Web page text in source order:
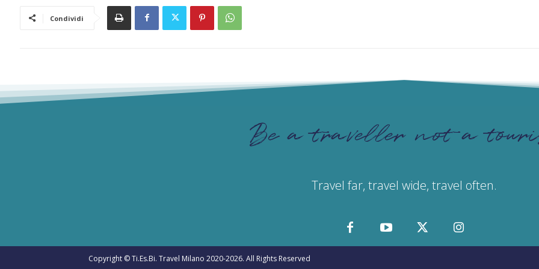
Condividi
Be a traveller not a
Travel far, travel wide, travel often.
Copyright © Ti.Es.Bi. Travel Milano 2020-2026. All Rights Reserved